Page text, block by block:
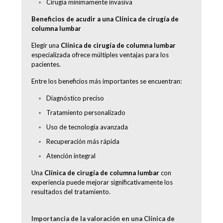
Cirugía mínimamente invasiva
Beneficios de acudir a una Clínica de cirugía de
columna lumbar
Elegir una Clínica de cirugía de columna lumbar
especializada ofrece múltiples ventajas para los
pacientes.
Entre los beneficios más importantes se encuentran:
Diagnóstico preciso
Tratamiento personalizado
Uso de tecnología avanzada
Recuperación más rápida
Atención integral
Una Clínica de cirugía de columna lumbarcon
experiencia puede mejorar significativamente los
resultados del tratamiento.
Importancia de la valoración en una Clínica de